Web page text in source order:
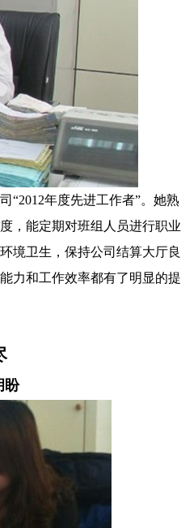
“2012年度先进工作者”。她熟
，能定期对班组人员进行职业
境卫生，保持公司结算大厅良
力和工作效率都有了明显的提
盼